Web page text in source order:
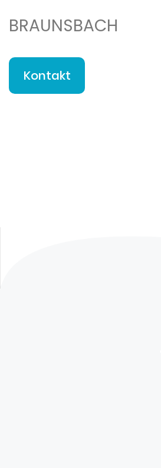
BRAUNSBACH
Kontakt